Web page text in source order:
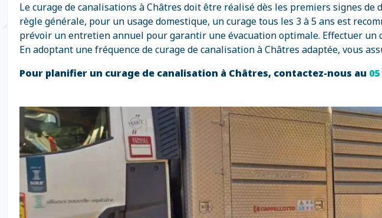
Le curage de canalisations à Châtres doit être réalisé dès les premiers signes
règle générale, pour un usage domestique, un curage tous les 3 à 5 ans est
prévoir un entretien annuel pour garantir une évacuation optimale. Effectuer
En adoptant une fréquence de curage de canalisation à Châtres adaptée, vous
Pour planifier un curage de canalisation à Châtres, contactez-nous au